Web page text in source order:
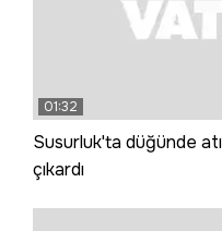
01:32
Susurluk'ta düğünde
çıkardı